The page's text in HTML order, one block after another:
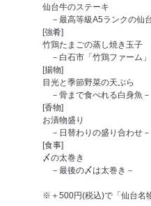
仙台牛のステーキ
－最高等級A5ランクの仙
[強肴]
竹鶏たまごの蒸し焼き玉子
－白石市「竹鶏ファーム
[揚物]
目光と季節野菜の天ぷら
－骨まで食べれる白身魚－
[香物]
お漬物盛り
－日替わりの盛り合わせ－
[食事]
〆の太巻き
－最後の〆は太巻き－
※＋500円(税込)で「仙台名